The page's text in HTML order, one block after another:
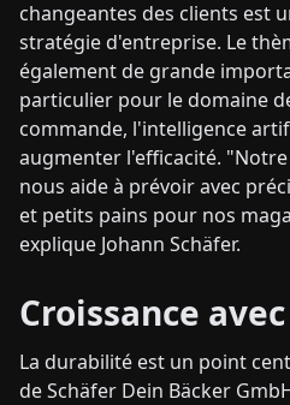
changeantes des clients est
stratégie d'entreprise. Le
également de grande
particulier pour le domaine
commande, l'intelligence
augmenter l'efficacité.
nous aide à prévoir avec
et petits pains pour nos
explique Johann Schäfer.
Croissance
La durabilité est un point
de Schäfer Dein Bäcker